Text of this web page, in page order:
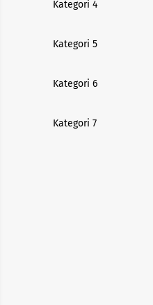
Kategori 4
Kategori 5
Kategori 6
Kategori 7